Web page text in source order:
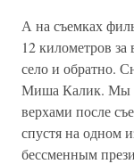
А на съемках
12 километров
село и обратно.
Миша Калик. Мы
верхами после
спустя на одном
бессменным